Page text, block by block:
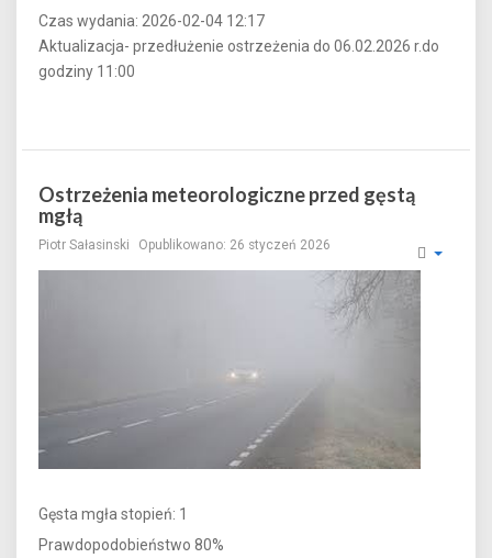
Czas wydania: 2026-02-04 12:17
Aktualizacja- przedłużenie ostrzeżenia do 06.02.2026 r.do
godziny 11:00
Ostrzeżenia meteorologiczne przed gęstą
mgłą
Piotr Sałasinski Opublikowano: 26 styczeń 2026
Gęsta mgła stopień: 1
Prawdopodobieństwo 80%